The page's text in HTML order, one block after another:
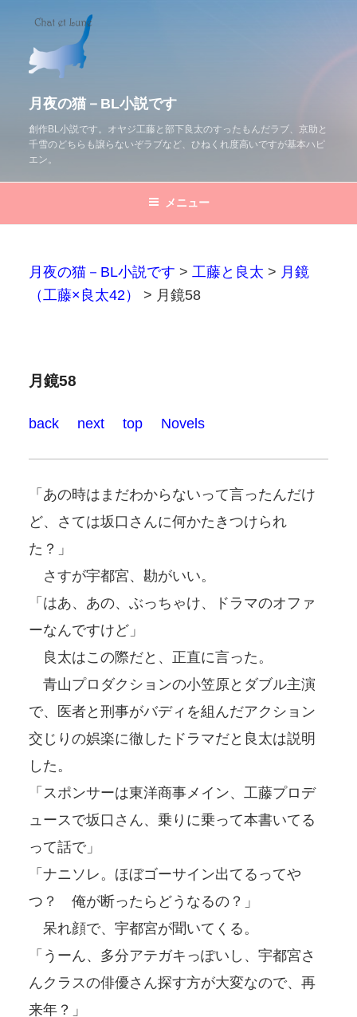
月夜の猫－BL小説です
創作BL小説です。オヤジ工藤と部下良太のすったもんだラブ、京助と
千雪のどちらも譲らないぞラブなど、ひねくれ度高いですが基本ハピ
エン。
メニュー
月夜の猫－BL小説です > 工藤と良太 > 月鏡
（工藤×良太42）
> 月鏡58
月鏡58
back next top Novels
「あの時はまだわからないって言ったんだけ
ど、さては坂口さんに何かたきつけられ
た？」
さすが宇都宮、勘がいい。
「はあ、あの、ぶっちゃけ、ドラマのオファ
ーなんですけど」
良太はこの際だと、正直に言った。
青山プロダクションの小笠原とダブル主演
で、医者と刑事がバディを組んだアクション
交じりの娯楽に徹したドラマだと良太は説明
した。
「スポンサーは東洋商事メイン、工藤プロデ
ュースで坂口さん、乗りに乗って本書いてる
って話で」
「ナニソレ。ほぼゴーサイン出てるってや
つ？ 俺が断ったらどうなるの？」
呆れ顔で、宇都宮が聞いてくる。
「うーん、多分アテガキっぽいし、宇都宮さ
んクラスの俳優さん探す方が大変なので、再
来年？」